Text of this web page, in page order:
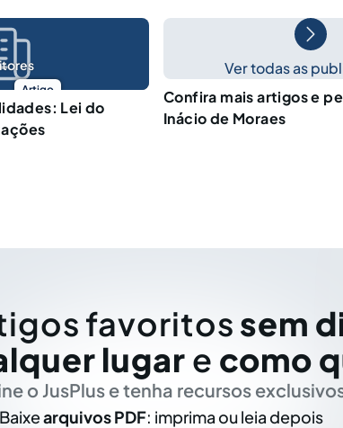
Artigo
Lei do
Ver todas as
Confira mais artigos e
Inácio de Moraes
favoritos sem
lugar e como
o JusPlus e tenha recursos
Baixearquivos PDF: imprima ou leia depois